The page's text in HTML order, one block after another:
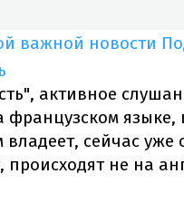
важной новости
активное
языке,
сейчас уже
происходят не на